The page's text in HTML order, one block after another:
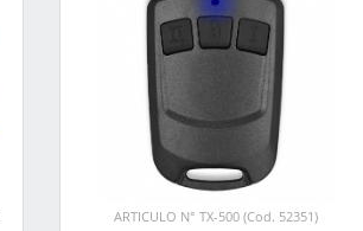
ARTICULO N° TX-500 (Cod. 52351)